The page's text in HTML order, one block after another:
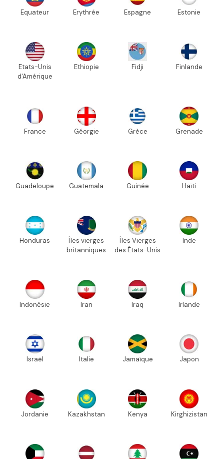
Equateur Erythrée Espagne Estonie
Etats-Unis
d'Amérique
Ethiopie Fidji Finlande
France Géorgie Grèce Grenade
Guadeloupe Guatemala Guinée Haïti
Honduras
Îles vierges
britanniques
Îles Vierges
des États-Unis
Inde
Indonésie Iran Iraq Irlande
Israël Italie Jamaïque Japon
Jordanie Kazakhstan Kenya Kirghizistan